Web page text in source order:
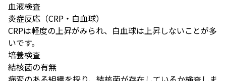
血液検査
炎症反応（CRP・白血球）
CRPは軽度の上昇がみられ、白血球は上昇しないことが多
いです。
培養検査
結核菌の有無